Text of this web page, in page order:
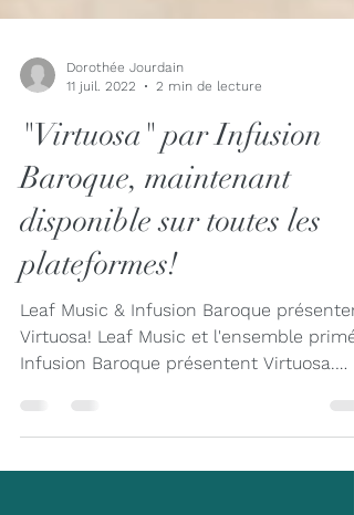
Dorothée Jourdain
2 min de lecture
"Virtuosa" par Infusion
Baroque, maintenant
disponible sur toutes les
plateformes!
Virtuosa! Leaf Music et l'ensemble primé
Infusion Baroque présentent Virtuosa.
Enregistré à...